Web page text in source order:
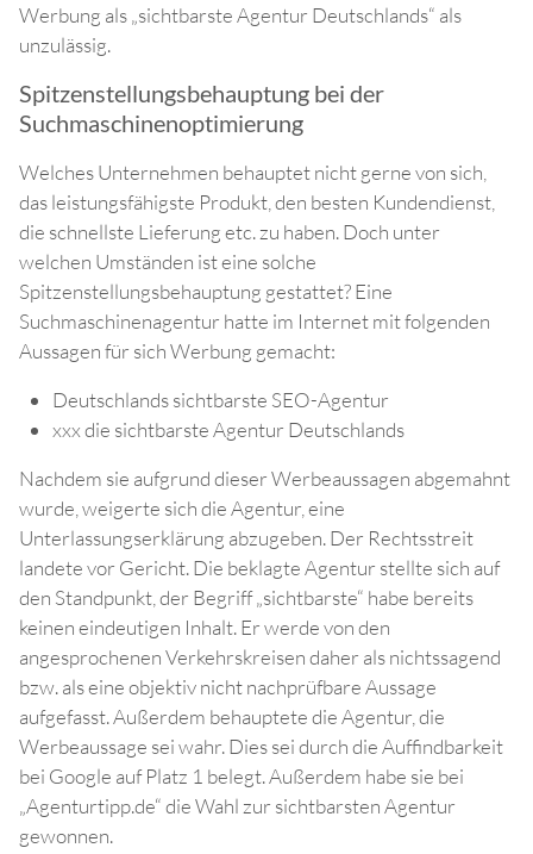
Werbung als „sichtbarste Agentur Deutschlands“ als
unzulässig.
Spitzenstellungsbehauptung bei der
Suchmaschinenoptimierung
Welches Unternehmen behauptet nicht gerne von sich,
das leistungsfähigste Produkt, den besten Kundendienst,
die schnellste Lieferung etc. zu haben. Doch unter
welchen Umständen ist eine solche
Spitzenstellungsbehauptung gestattet? Eine
Suchmaschinenagentur hatte im Internet mit folgenden
Aussagen für sich Werbung gemacht:
Deutschlands sichtbarste SEO-Agentur
xxx die sichtbarste Agentur Deutschlands
Nachdem sie aufgrund dieser Werbeaussagen abgemahnt
wurde, weigerte sich die Agentur, eine
Unterlassungserklärung abzugeben. Der Rechtsstreit
landete vor Gericht. Die beklagte Agentur stellte sich auf
den Standpunkt, der Begriff „sichtbarste“ habe bereits
keinen eindeutigen Inhalt. Er werde von den
angesprochenen Verkehrskreisen daher als nichtssagend
bzw. als eine objektiv nicht nachprüfbare Aussage
aufgefasst. Außerdem behauptete die Agentur, die
Werbeaussage sei wahr. Dies sei durch die Auffindbarkeit
bei Google auf Platz 1 belegt. Außerdem habe sie bei
„Agenturtipp.de“ die Wahl zur sichtbarsten Agentur
gewonnen.